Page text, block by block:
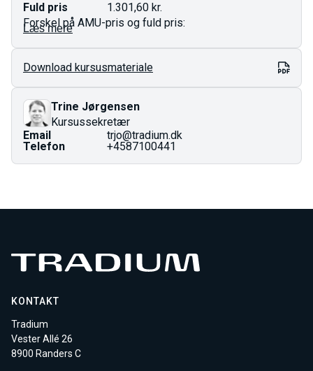
Fuld pris
1.301,60 kr.
Forskel på AMU-pris og fuld pris:
AMU-pris gælder for ufaglærte og faglærte.
Fuld pris er den totale pris for kurset og gælder som
regel dig med en videregående uddannelse.
Prisen på AMU-kurser er fastlagt i finansloven og kan
ændres ved årsskiftet.
Læs mere
Download kursusmateriale
Trine Jørgensen
Kursussekretær
Email
trjo@tradium.dk
Telefon
+4587100441
KONTAKT
Tradium
Vester Allé 26
8900 Randers C